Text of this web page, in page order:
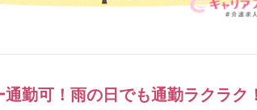
通勤可！雨の日でも通勤ラクラ